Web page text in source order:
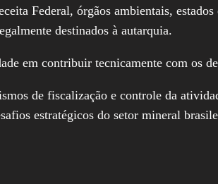
Federal, órgãos ambientais,
destinados à autarquia.
em contribuir tecnicamente com os
de fiscalização e controle da
estratégicos do setor mineral